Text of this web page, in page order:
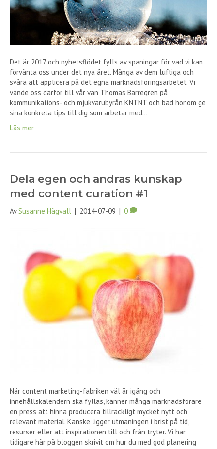
Det är 2017 och nyhetsflödet fylls av spaningar för vad vi kan
förvänta oss under det nya året. Många av dem luftiga och
svåra att applicera på det egna marknadsföringsarbetet. Vi
vände oss därför till vår vän Thomas Barregren på
kommunikations- och mjukvarubyrån KNTNT och bad honom ge
sina konkreta tips till dig som arbetar med…
Läs mer
Dela egen och andras kunskap
med content curation #1
AvSusanne Hägvall | 2014-07-09 | 0
När content marketing-fabriken väl är igång och
innehållskalendern ska fyllas, känner många marknadsförare
en press att hinna producera tillräckligt mycket nytt och
relevant material. Kanske ligger utmaningen i brist på tid,
resurser eller att inspirationen till och från tryter. Vi har
tidigare här på bloggen skrivit om hur du med god planering